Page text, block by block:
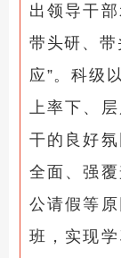
出领导干
带头研、带
应”。科级
上率下、
干的良好
全面、强
公请假等
班，实现